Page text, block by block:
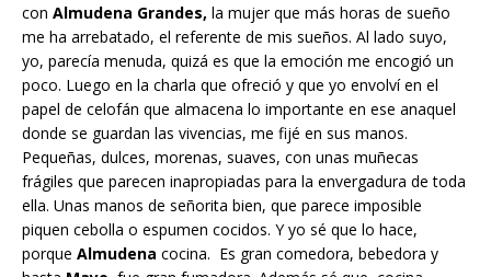
con Almudena Grandes, la mujer que más horas de sueño
me ha arrebatado, el referente de mis sueños. Al lado suyo,
yo, parecía menuda, quizá es que la emoción me encogió un
poco. Luego en la charla que ofreció y que yo envolví en el
papel de celofán que almacena lo importante en ese anaquel
donde se guardan las vivencias, me fijé en sus manos.
Pequeñas, dulces, morenas, suaves, con unas muñecas
frágiles que parecen inapropiadas para la envergadura de toda
ella. Unas manos de señorita bien, que parece imposible
piquen cebolla o espumen cocidos. Y yo sé que lo hace,
porque Almudena cocina. Es gran comedora, bebedora y